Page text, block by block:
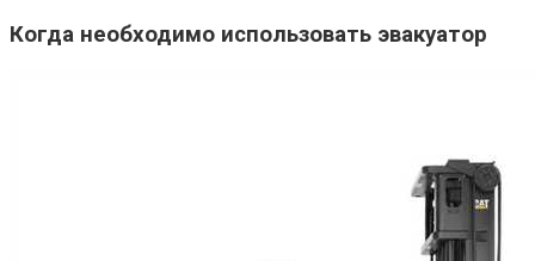
Когда необходимо использовать эвакуатор